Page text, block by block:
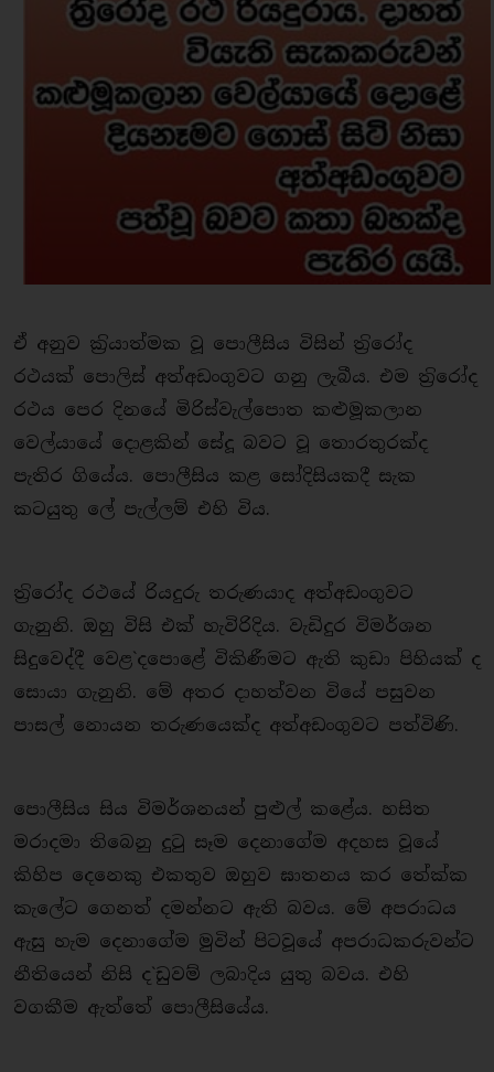
ඒ අනුව ක‍්‍රියාත්මක වූ පොලීසිය විසින් ත‍්‍රිරෝද
රථයක් පොලිස් අත්අඩංගුවට ගනු ලැබීය. එම ත‍්‍රිරෝද
රථය පෙර දිනයේ මිරිස්වැල්පොත කළුමූකලාන
වෙල්යායේ දොළකින් සේදූ බවට වූ තොරතුරක්ද
පැතිර ගියේය. පොලීසිය කළ සෝදිසියකදී සැක
කටයුතු ලේ පැල්ලම් එහි විය.
ත‍්‍රිරෝද රථයේ රියදුරු තරුණයාද අත්අඩංගුවට
ගැනුනි. ඔහු විසි එක් හැවිරිදිය. වැඩිදුර විමර්ශන
සිදුවෙද්දී වෙළ`දපොළේ විකිණීමට ඇති කුඩා පිහියක් ද
සොයා ගැනුනි. මේ අතර දාහත්වන වියේ පසුවන
පාසල් නොයන තරුණයෙක්ද අත්අඩංගුවට පත්විණි.
පොලීසිය සිය විමර්ශනයන් පුළුල් කළේය. හසිත
මරාදමා තිබෙනු දුටු සෑම දෙනාගේම අදහස වූයේ
කිහිප දෙනෙකු එකතුව ඔහුව ඝාතනය කර තේක්ක
කැලේට ගෙනත් දමන්නට ඇති බවය. මේ අපරාධය
ඇසු හැම දෙනාගේම මුවින් පිටවූයේ අපරාධකරුවන්ට
නීතියෙන් නිසි ද`ඩුවම් ලබාදිය යුතු බවය. එහි
වගකීම ඇත්තේ පොලීසියේය.